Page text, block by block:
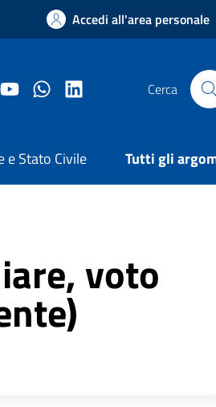
Accedi all'area personale
Comune di Arezzo
Youtube Comune di Arezzo
Twitter Comune di Arezzo
LinkedIn Comune di
Cerca
e Stato Civile Tutti gli
voto